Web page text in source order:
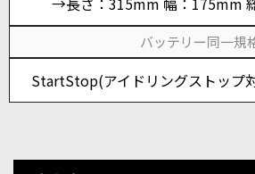
バッテリー同一規
StartStop(アイドリングストップ